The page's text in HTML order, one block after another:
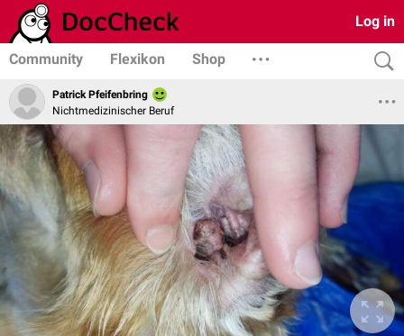
Log in
Community Flexikon Shop
Patrick Pfeifenbring
Nichtmedizinischer Beruf